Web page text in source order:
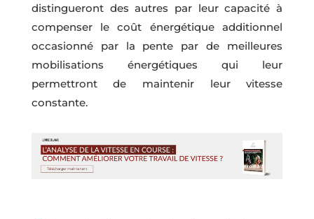
distingueront des autres par leur capacité à
compenser le coût énergétique additionnel
occasionné par la pente par de meilleures
mobilisations énergétiques qui leur
permettront de maintenir leur vitesse
constante.